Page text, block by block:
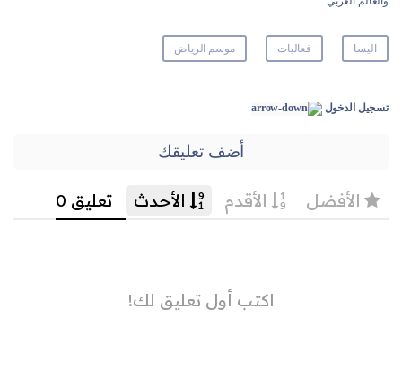
اليسا فعاليات موسم الرياض
تسجيل الدخول
أضف تعليقك